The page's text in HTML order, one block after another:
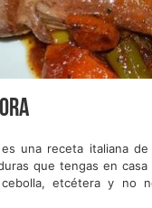
es una receta italiana
que tengas en
etcétera y no